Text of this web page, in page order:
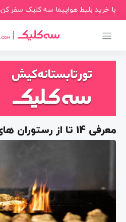
با خرید بلیط هواپیما سه کلیک سفر کن
معرفی 14 تا از رستوران های ارزان در مادرید